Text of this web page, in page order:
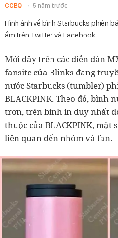
CCBQ 5 năm trước
Hình ảnh về bình Starbucks phiên
ầm trên Twitter và Facebook.
Mới đây trên các diễn đàn
fansite của Blinks đang
nước Starbucks (tumbler)
BLACKPINK. Theo đó, bình
trơn, trên bình in duy nhất
thuộc của BLACKPINK, mặt
liên quan đến nhóm và fan.